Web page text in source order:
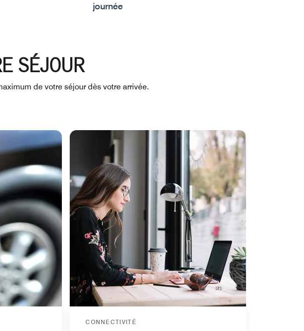
journée
SÉJOUR
de votre séjour dès votre arrivée.
CONNECTIVITÉ